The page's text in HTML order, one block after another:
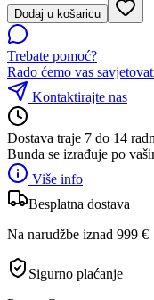
Dodaj u košaricu
Trebate pomoć?
Rado ćemo vas
Kontaktirajte nas
Dostava traje 7 do 14
Bunda se izrađuje po
Više info
Besplatna dostava
Na narudžbe iznad 999 €
Sigurno plaćanje